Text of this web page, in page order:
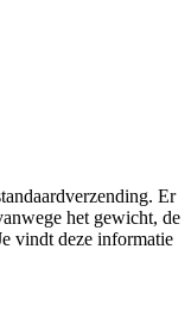
Er
het gewicht, de
vindt deze informatie